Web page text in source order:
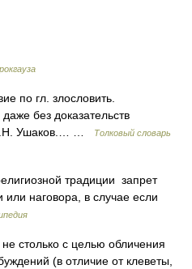
по гл. злословить.
без доказательств
Д.Н. Ушаков.… …
Толковый словарь
наговора, в случае если
столько с целью обличения
(в отличие от клеветы,